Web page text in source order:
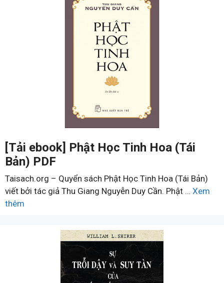
[Tải ebook] Phật Học Tinh Hoa (Tái
Bản) PDF
Taisach.org – Quyển sách Phật Học Tinh Hoa (Tái Bản)
viết bởi tác giả Thu Giang Nguyễn Duy Cần. Phật … Xem
thêm